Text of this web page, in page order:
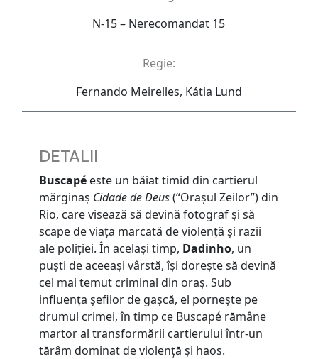
N-15 – Nerecomandat 15
Regie:
Fernando Meirelles, Kátia Lund
DETALII
Buscapé este un băiat timid din cartierul
mărginaș Cidade de Deus(“Orașul Zeilor”) din
Rio, care visează să devină fotograf și să
scape de viața marcată de violență și razii
ale poliției. În același timp, Dadinho, un
puști de aceeași vârstă, își dorește să devină
cel mai temut criminal din oraș. Sub
influența șefilor de gașcă, el pornește pe
drumul crimei, în timp ce Buscapé rămâne
martor al transformării cartierului într-un
tărâm dominat de violență și haos.